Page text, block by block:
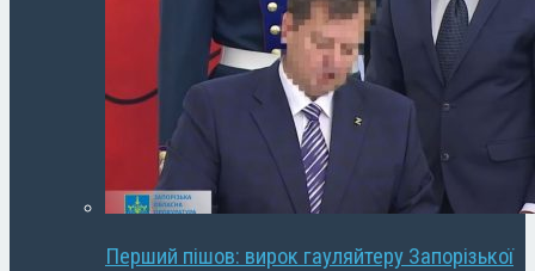
Перший пішов: вирок гауляйтеру Запорізької